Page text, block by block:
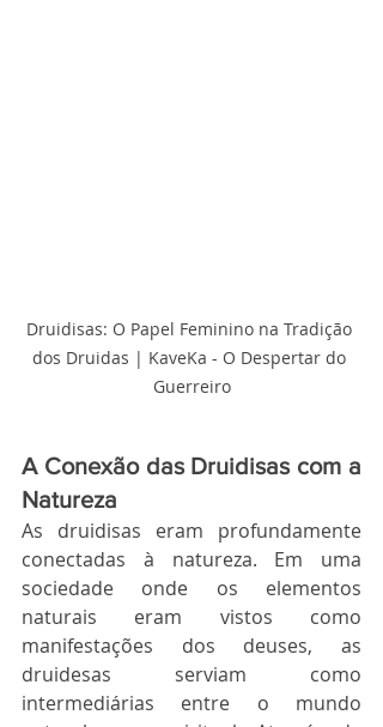
Druidisas: O Papel Feminino na Tradição
dos Druidas | KaveKa - O Despertar do
Guerreiro
A Conexão das Druidisas com a
Natureza
As druidisas eram profundamente
conectadas à natureza. Em uma
sociedade onde os elementos
naturais eram vistos como
manifestações dos deuses, as
druidesas serviam como
intermediárias entre o mundo